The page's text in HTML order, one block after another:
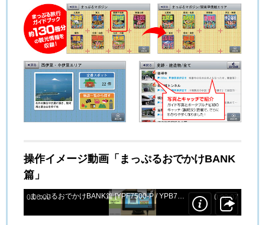
操作イメージ動画「まっぷるおでかけBANK
篇」
links
0:00:00 0:02:07